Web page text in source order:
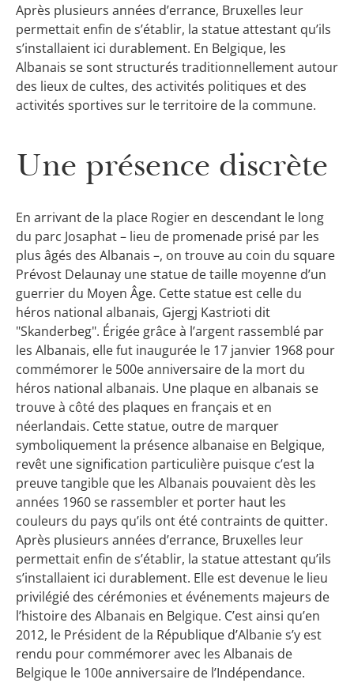
Après plusieurs années d’errance, Bruxelles leur
permettait enfin de s’établir, la statue attestant qu’ils
s’installaient ici durablement. En Belgique, les
Albanais se sont structurés traditionnellement autour
des lieux de cultes, des activités politiques et des
activités sportives sur le territoire de la commune.
Une présence discrète
En arrivant de la place Rogier en descendant le long
du parc Josaphat – lieu de promenade prisé par les
plus âgés des Albanais –, on trouve au coin du square
Prévost Delaunay une statue de taille moyenne d’un
guerrier du Moyen Âge. Cette statue est celle du
héros national albanais, Gjergj Kastrioti dit
"Skanderbeg". Érigée grâce à l’argent rassemblé par
les Albanais, elle fut inaugurée le 17 janvier 1968 pour
commémorer le 500e anniversaire de la mort du
héros national albanais. Une plaque en albanais se
trouve à côté des plaques en français et en
néerlandais. Cette statue, outre de marquer
symboliquement la présence albanaise en Belgique,
revêt une signification particulière puisque c’est la
preuve tangible que les Albanais pouvaient dès les
années 1960 se rassembler et porter haut les
couleurs du pays qu’ils ont été contraints de quitter.
Après plusieurs années d’errance, Bruxelles leur
permettait enfin de s’établir, la statue attestant qu’ils
s’installaient ici durablement. Elle est devenue le lieu
privilégié des cérémonies et événements majeurs de
l’histoire des Albanais en Belgique. C’est ainsi qu’en
2012, le Président de la République d’Albanie s’y est
rendu pour commémorer avec les Albanais de
Belgique le 100e anniversaire de l’Indépendance.